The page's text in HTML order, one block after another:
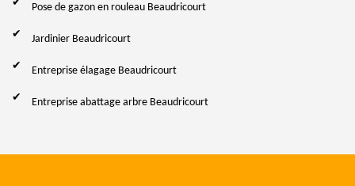
Pose de gazon en rouleau Beaudricourt
Jardinier Beaudricourt
Entreprise élagage Beaudricourt
Entreprise abattage arbre Beaudricourt